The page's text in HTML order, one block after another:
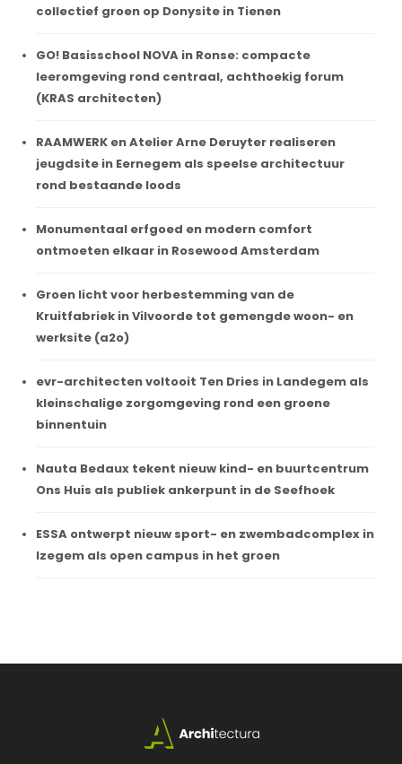
collectief groen op Donysite in Tienen
GO! Basisschool NOVA in Ronse: compacte
leeromgeving rond centraal, achthoekig forum
(KRAS architecten)
RAAMWERK en Atelier Arne Deruyter realiseren
jeugdsite in Eernegem als speelse architectuur
rond bestaande loods
Monumentaal erfgoed en modern comfort
ontmoeten elkaar in Rosewood Amsterdam
Groen licht voor herbestemming van de
Kruitfabriek in Vilvoorde tot gemengde woon- en
werksite (a2o)
evr-architecten voltooit Ten Dries in Landegem als
kleinschalige zorgomgeving rond een groene
binnentuin
Nauta Bedaux tekent nieuw kind- en buurtcentrum
Ons Huis als publiek ankerpunt in de Seefhoek
ESSA ontwerpt nieuw sport- en zwembadcomplex in
Izegem als open campus in het groen